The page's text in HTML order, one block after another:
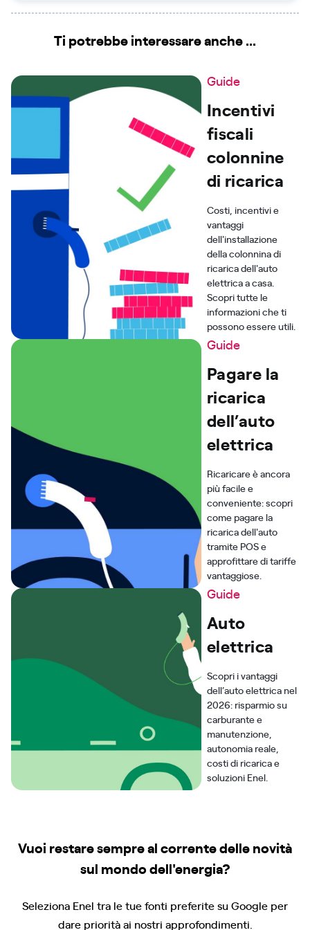
Ti potrebbe interessare anche ...
Guide
Incentivi
fiscali
colonnine
di ricarica
Costi, incentivi e
vantaggi
dell'installazione
della colonnina di
ricarica dell'auto
elettrica a casa.
Scopri tutte le
informazioni che ti
possono essere utili.
Guide
Pagare la
ricarica
dell’auto
elettrica
Ricaricare è ancora
più facile e
conveniente: scopri
come pagare la
ricarica dell'auto
tramite POS e
approfittare di tariffe
vantaggiose.
Guide
Auto
elettrica
Scopri i vantaggi
dell’auto elettrica nel
2026: risparmio su
carburante e
manutenzione,
autonomia reale,
costi di ricarica e
soluzioni Enel.
Vuoi restare sempre al corrente delle novità
sul mondo dell'energia?
Seleziona Enel tra le tue fonti preferite su Google per
dare priorità ai nostri approfondimenti.